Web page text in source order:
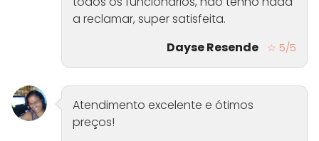
a reclamar, super satisfeita.
Dayse Resende
☆ 5/5
Atendimento excelente e ótimos
preços!